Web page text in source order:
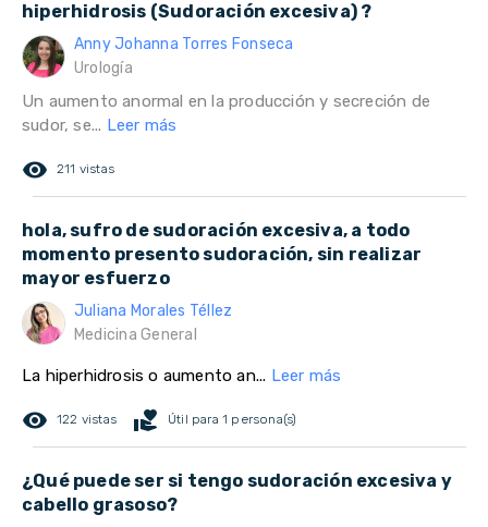
hiperhidrosis (Sudoración excesiva) ?
Anny Johanna Torres Fonseca
Urología
Un aumento anormal en la producción y secreción de
sudor, se... Leer más
remove_red_eye 211 vistas
hola, sufro de sudoración excesiva, a todo
momento presento sudoración, sin realizar
mayor esfuerzo
Juliana Morales Téllez
Medicina General
La hiperhidrosis o aumento an... Leer más
remove_red_eye 122 vistas volunteer_activism Útil para 1 persona(s)
¿Qué puede ser si tengo sudoración excesiva y
cabello grasoso?